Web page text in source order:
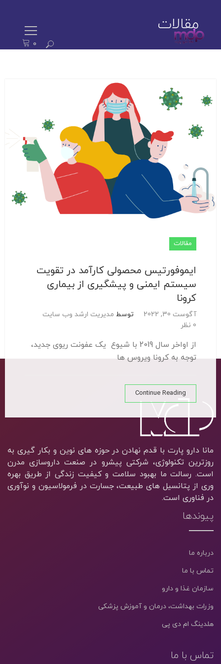
0
برای:
مقالات
مقالات
ایموفورتیس محصولی کارآمد در تقویت
سیستم ایمنی و پیشگیری از بیماری
کرونا
آگوست 30, 2022 توسط مدیریت ارشد وب سایت
0 نظر
از اواخر سال 2019 با شیوع یک عفونت ریوی جدید،
توجه به کرونا ویروس ها
Continue Reading
مانا دارو پارت با قدم نهادن در حوزه های نوین و بکار گیری به
روزترین تکنولوژی، شرکتی پیشرو در صنعت داروسازی مدرن
است. رسالت ما بهبود سلامت و کیفیت زندگی از طریق بهره
وری از پتانسیل های طبیعت، جسارت در فرمولاسیون و نوآوری
در فناوری است.
پیوندها
درباره ما
تماس با ما
سازمان غذا و دارو
وزرات بهداشت، درمان و آموزش پزشکی
هلدینگ ام دی پی
تماس با ما